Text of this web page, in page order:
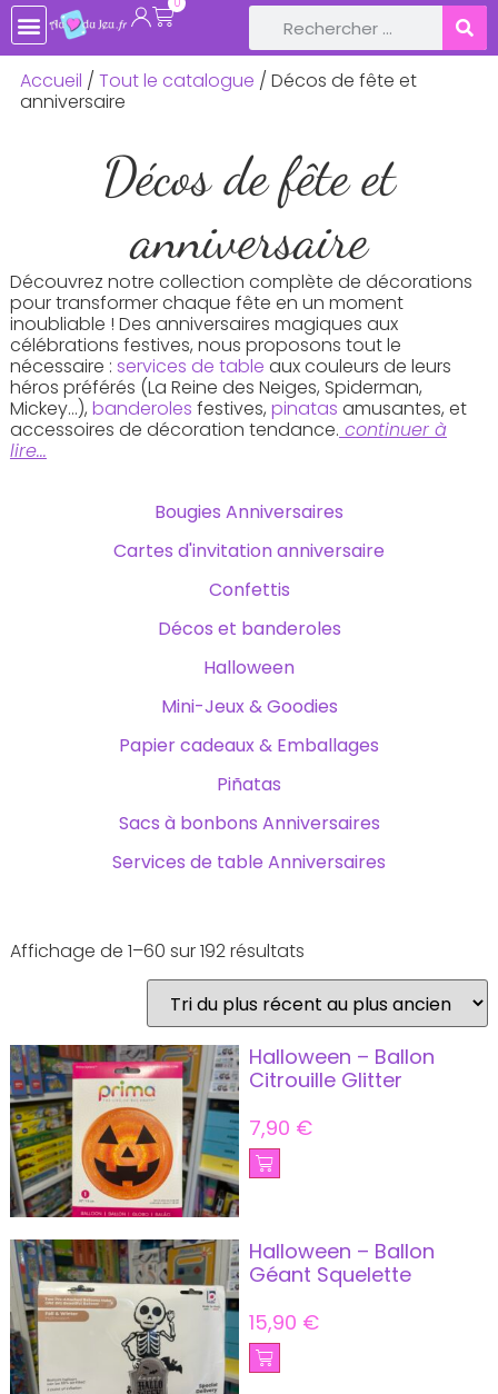
Accueil / Tout le catalogue / Décos de fête et
anniversaire
Décos de fête et
anniversaire
Découvrez notre collection complète de décorations
pour transformer chaque fête en un moment
inoubliable ! Des anniversaires magiques aux
célébrations festives, nous proposons tout le
nécessaire : services de table aux couleurs de leurs
héros préférés (La Reine des Neiges, Spiderman,
Mickey…), banderoles festives, pinatas amusantes, et
accessoires de décoration tendance.
Bougies Anniversaires
Cartes d'invitation anniversaire
Confettis
Décos et banderoles
Halloween
Mini-Jeux & Goodies
Papier cadeaux & Emballages
Piñatas
Sacs à bonbons Anniversaires
Services de table Anniversaires
Affichage de 1–60 sur 192 résultats
Halloween – Ballon
Citrouille Glitter
7,90 €
Halloween – Ballon
Géant Squelette
15,90 €